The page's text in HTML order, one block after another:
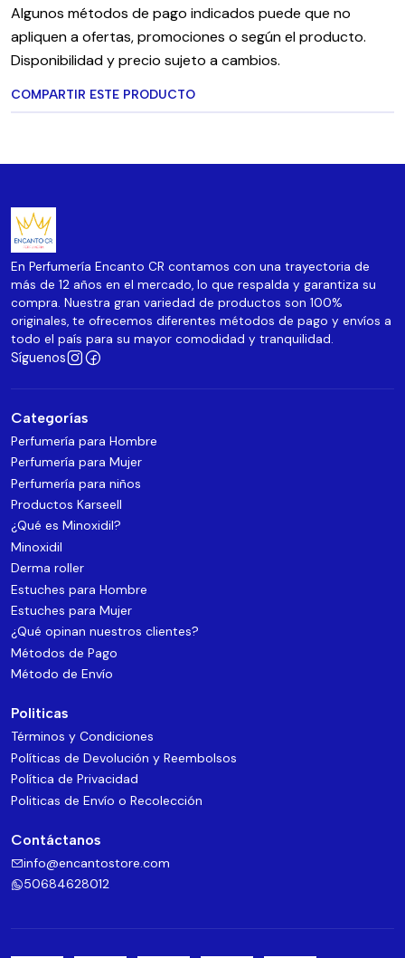
Algunos métodos de pago indicados puede que no
apliquen a ofertas, promociones o según el producto.
Disponibilidad y precio sujeto a cambios.
COMPARTIR ESTE PRODUCTO
En Perfumería Encanto CR contamos con una trayectoria de
más de 12 años en el mercado, lo que respalda y garantiza su
compra. Nuestra gran variedad de productos son 100%
originales, te ofrecemos diferentes métodos de pago y envíos a
todo el país para su mayor comodidad y tranquilidad.
Síguenos
Categorías
Perfumería para Hombre
Perfumería para Mujer
Perfumería para niños
Productos Karseell
¿Qué es Minoxidil?
Minoxidil
Derma roller
Estuches para Hombre
Estuches para Mujer
¿Qué opinan nuestros clientes?
Métodos de Pago
Método de Envío
Politicas
Términos y Condiciones
Políticas de Devolución y Reembolsos
Política de Privacidad
Politicas de Envío o Recolección
Contáctanos
info@encantostore.com
50684628012